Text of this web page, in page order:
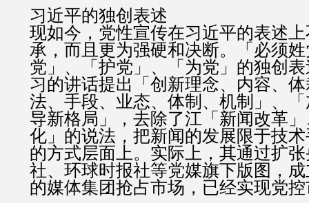
习近平的独创表述
现如今，党性宣传在习近平的表述
承，而且更为强硬和决断。「必须
党」、「护党」、「为党」的独创
习的讲话提出「创新理念、内容、
法、手段、业态、体制、机制」、
导新格局」，去除了江「新闻改革
化」的说法，把新闻的发展限于技
的方式层面上。实际上，其通过扩
社、环球时报社等党媒旗下版图，
的媒体集团抢占市场，已经实现党